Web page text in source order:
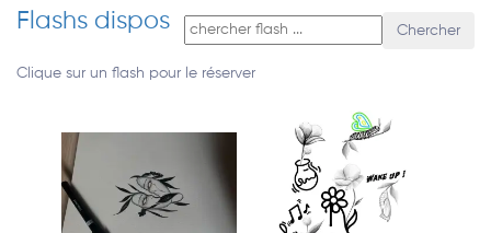
Flashs dispos Chercher
Clique sur un flash pour le réserver